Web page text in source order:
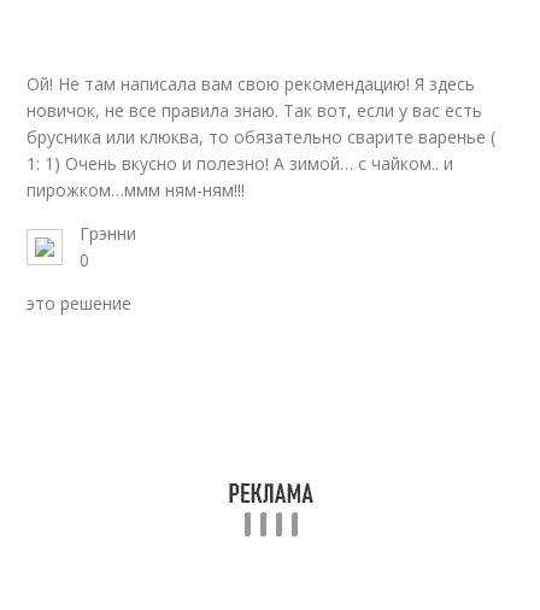
Ой! Не там написала вам свою рекомендацию! Я здесь
новичок, не все правила знаю. Так вот, если у вас есть
брусника или клюква, то обязательно сварите варенье (
1: 1) Очень вкусно и полезно! А зимой… с чайком.. и
пирожком…ммм ням-ням!!!
Грэнни
0
это решение